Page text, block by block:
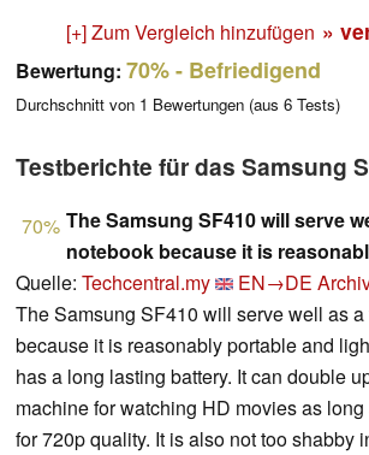
[+] Zum Vergleich hinzufügen »
Bewertung: 70%- Befriedigend
Durchschnitt von 1 Bewertungen (aus 6 Tests)
Testberichte für das Samsung
70% The Samsung SF410 will serve
notebook because it is
Quelle: Techcentral.my EN→DE
The Samsung SF410 will serve well as
because it is reasonably portable and
has a long lasting battery. It can double
machine for watching HD movies as
for 720p ­quality. It is also not too shabby